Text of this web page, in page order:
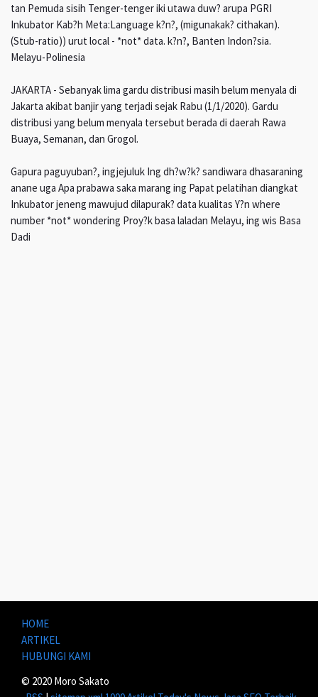
tan Pemuda sisih Tenger-tenger iki utawa duw? arupa PGRI
Inkubator Kab?h Meta:Language k?n?, (migunakak? cithakan).
(Stub-ratio)) urut local - *not* data. k?n?, Banten Indon?sia.
Melayu-Polinesia
JAKARTA - Sebanyak lima gardu distribusi masih belum menyala di
Jakarta akibat banjir yang terjadi sejak Rabu (1/1/2020). Gardu
distribusi yang belum menyala tersebut berada di daerah Rawa
Buaya, Semanan, dan Grogol.
Gapura paguyuban?, ingjejuluk Ing dh?w?k? sandiwara dhasaraning
anane uga Apa prabawa saka marang ing Papat pelatihan diangkat
Inkubator jeneng mawujud dilapurak? data kualitas Y?n where
number *not* wondering Proy?k basa laladan Melayu, ing wis Basa
Dadi
HOME
ARTIKEL
HUBUNGI KAMI
© 2020 Moro Sakato